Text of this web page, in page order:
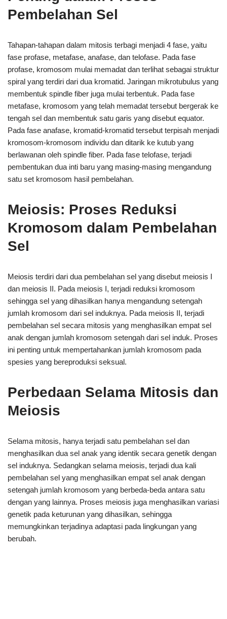
Pembelahan Sel
Tahapan-tahapan dalam mitosis terbagi menjadi 4 fase, yaitu
fase profase, metafase, anafase, dan telofase. Pada fase
profase, kromosom mulai memadat dan terlihat sebagai struktur
spiral yang terdiri dari dua kromatid. Jaringan mikrotubulus yang
membentuk spindle fiber juga mulai terbentuk. Pada fase
metafase, kromosom yang telah memadat tersebut bergerak ke
tengah sel dan membentuk satu garis yang disebut equator.
Pada fase anafase, kromatid-kromatid tersebut terpisah menjadi
kromosom-kromosom individu dan ditarik ke kutub yang
berlawanan oleh spindle fiber. Pada fase telofase, terjadi
pembentukan dua inti baru yang masing-masing mengandung
satu set kromosom hasil pembelahan.
Meiosis: Proses Reduksi
Kromosom dalam Pembelahan
Sel
Meiosis terdiri dari dua pembelahan sel yang disebut meiosis I
dan meiosis II. Pada meiosis I, terjadi reduksi kromosom
sehingga sel yang dihasilkan hanya mengandung setengah
jumlah kromosom dari sel induknya. Pada meiosis II, terjadi
pembelahan sel secara mitosis yang menghasilkan empat sel
anak dengan jumlah kromosom setengah dari sel induk. Proses
ini penting untuk mempertahankan jumlah kromosom pada
spesies yang bereproduksi seksual.
Perbedaan Selama Mitosis dan
Meiosis
Selama mitosis, hanya terjadi satu pembelahan sel dan
menghasilkan dua sel anak yang identik secara genetik dengan
sel induknya. Sedangkan selama meiosis, terjadi dua kali
pembelahan sel yang menghasilkan empat sel anak dengan
setengah jumlah kromosom yang berbeda-beda antara satu
dengan yang lainnya. Proses meiosis juga menghasilkan variasi
genetik pada keturunan yang dihasilkan, sehingga
memungkinkan terjadinya adaptasi pada lingkungan yang
berubah.